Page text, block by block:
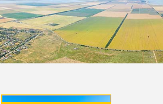
морю в целом